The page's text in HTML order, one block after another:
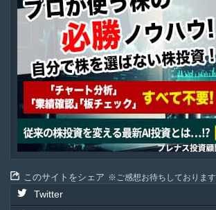
このサイトをシェア ご感想お待ちしております
Twitter